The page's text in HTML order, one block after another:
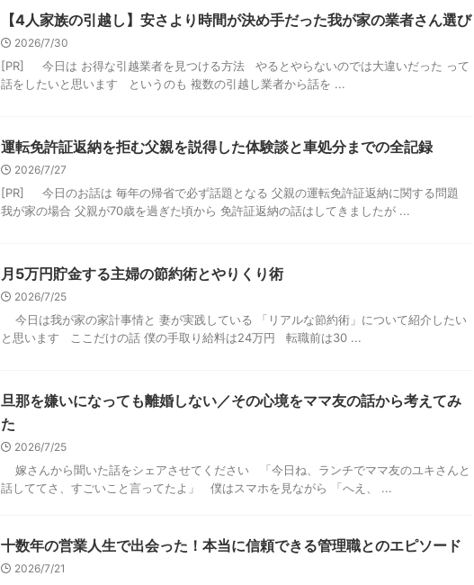
【4人家族の引越し】安さより時間が決め手だった我が家の業者さん選び
2026/7/30
[PR] 今日は お得な引越業者を見つける方法 やるとやらないのでは大違いだった って
話をしたいと思います というのも 複数の引越し業者から話を ...
運転免許証返納を拒む父親を説得した体験談と車処分までの全記録
2026/7/27
[PR] 今日のお話は 毎年の帰省で必ず話題となる 父親の運転免許証返納に関する問題
我が家の場合 父親が70歳を過ぎた頃から 免許証返納の話はしてきましたが ...
月5万円貯金する主婦の節約術とやりくり術
2026/7/25
今日は我が家の家計事情と 妻が実践している 「リアルな節約術」について紹介したい
と思います ここだけの話 僕の手取り給料は24万円 転職前は30 ...
旦那を嫌いになっても離婚しない／その心境をママ友の話から考えてみ
た
2026/7/25
嫁さんから聞いた話をシェアさせてください 「今日ね、ランチでママ友のユキさんと
話しててさ、すごいこと言ってたよ」 僕はスマホを見ながら 「へえ、 ...
十数年の営業人生で出会った！本当に信頼できる管理職とのエピソード
2026/7/21